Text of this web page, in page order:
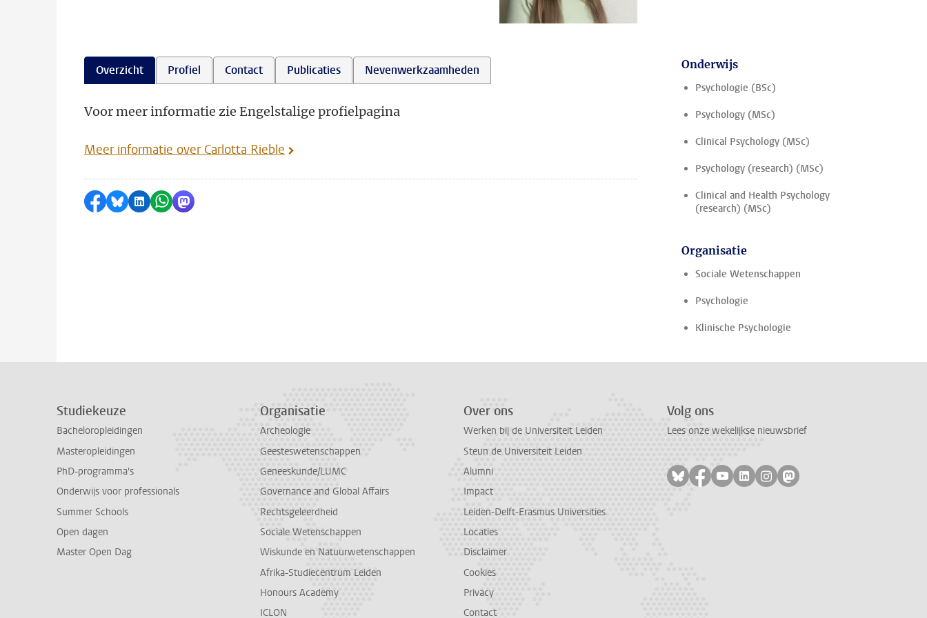
Overzicht Profiel Contact Publicaties Nevenwerkzaamheden
Voor meer informatie zie Engelstalige profielpagina
Meer informatie over Carlotta Rieble
Delen op Facebook
Delen via Bluesky
Delen op LinkedIn
Delen via WhatsApp
Delen via Mastodon
Onderwijs
Psychologie (BSc)
Psychology (MSc)
Clinical Psychology (MSc)
Psychology (research) (MSc)
Clinical and Health Psychology
(research) (MSc)
Organisatie
Sociale Wetenschappen
Psychologie
Klinische Psychologie
Studiekeuze
Bacheloropleidingen
Masteropleidingen
PhD-programma's
Onderwijs voor professionals
Summer Schools
Open dagen
Master Open Dag
Organisatie
Archeologie
Geesteswetenschappen
Geneeskunde/LUMC
Governance and Global Affairs
Rechtsgeleerdheid
Sociale Wetenschappen
Wiskunde en Natuurwetenschappen
Afrika-Studiecentrum Leiden
Honours Academy
ICLON
Over ons
Werken bij de Universiteit Leiden
Steun de Universiteit Leiden
Alumni
Impact
Leiden-Delft-Erasmus Universities
Locaties
Disclaimer
Cookies
Privacy
Contact
Volg ons
Lees onze wekelijkse nieuwsbrief
Volg ons op bluesky
Volg ons op facebook
Volg ons op youtube
Volg ons op linkedin
Volg ons op instagram
Volg ons op mastodon